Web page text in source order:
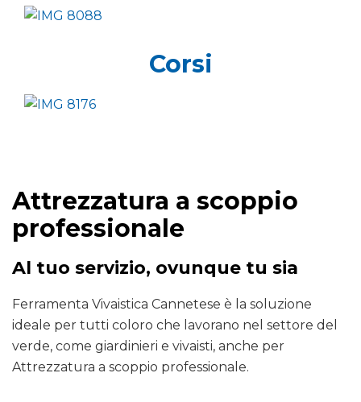
Corsi
Attrezzatura a scoppio
professionale
Al tuo servizio, ovunque tu sia
Ferramenta Vivaistica Cannetese è la soluzione
ideale per tutti coloro che lavorano nel settore del
verde, come giardinieri e vivaisti, anche per
Attrezzatura a scoppio professionale.